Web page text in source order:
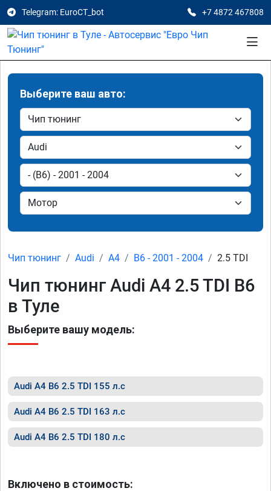
Telegram: EuroCT_bot +7 4872 467808
Выберите ваш авто:
Чип тюнинг Audi A4 B6 - 2001 - 2004 2.5 TDI
Чип тюнинг Audi A4 2.5 TDI B6
в Туле
Выберите вашу модель:
Audi A4 B6 2.5 TDI 155 л.с
Audi A4 B6 2.5 TDI 163 л.с
Audi A4 B6 2.5 TDI 180 л.с
Включено в стоимость: